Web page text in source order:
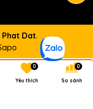
Phat Dat.
Yêu thích
0
So sánh
0